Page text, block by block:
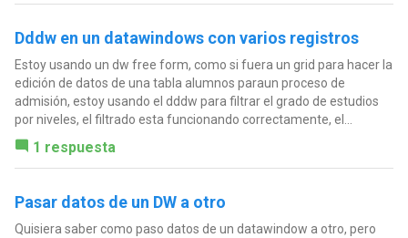
Dddw en un datawindows con varios registros
Estoy usando un dw free form, como si fuera un grid para hacer la
edición de datos de una tabla alumnos paraun proceso de
admisión, estoy usando el dddw para filtrar el grado de estudios
por niveles, el filtrado esta funcionando correctamente, el...
1 respuesta
Pasar datos de un DW a otro
Quisiera saber como paso datos de un datawindow a otro, pero